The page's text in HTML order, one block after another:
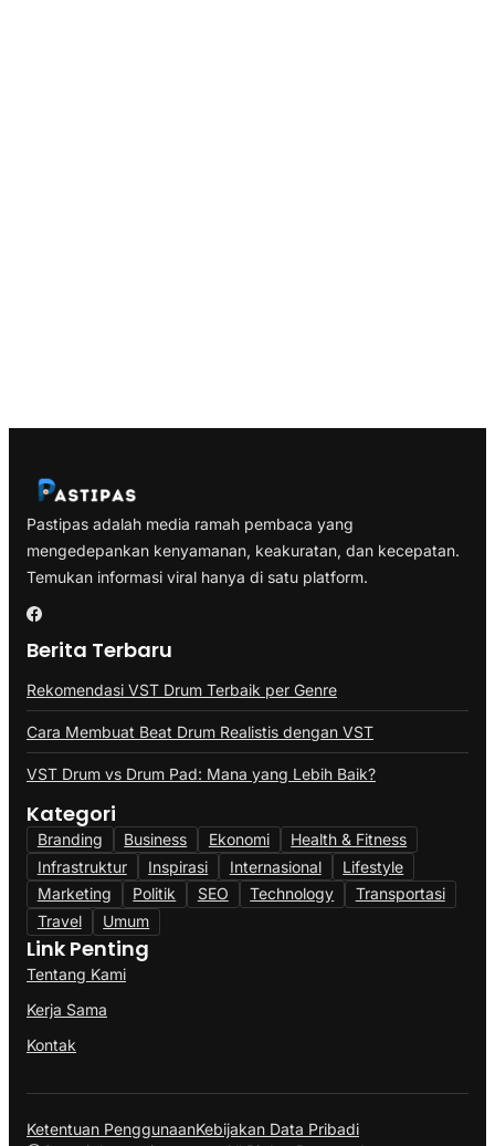
Pastipas adalah media ramah pembaca yang
mengedepankan kenyamanan, keakuratan, dan kecepatan.
Temukan informasi viral hanya di satu platform.
Berita Terbaru
Rekomendasi VST Drum Terbaik per Genre
Cara Membuat Beat Drum Realistis dengan VST
VST Drum vs Drum Pad: Mana yang Lebih Baik?
Kategori
Branding Business Ekonomi
Health & Fitness
Infrastruktur
Inspirasi Internasional
Lifestyle
Marketing
Politik SEO Technology
Transportasi
Travel
Umum
Link Penting
Tentang Kami
Kerja Sama
Kontak
Ketentuan PenggunaanKebijakan Data Pribadi